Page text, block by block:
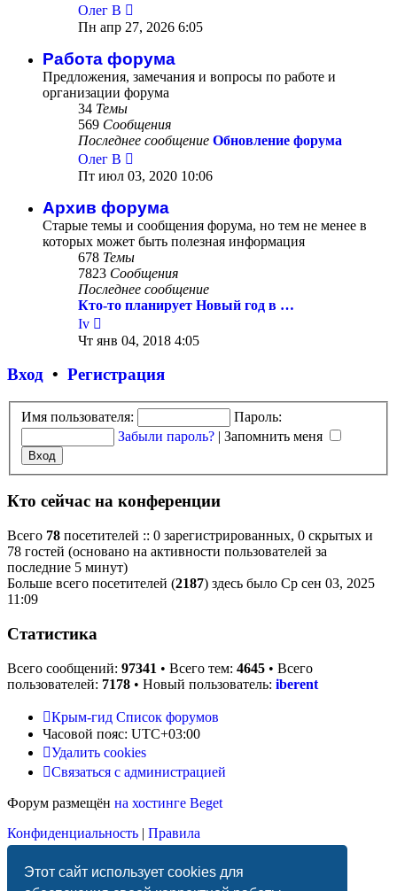
Этот сайт использует cookies для
Олег В
к
последнему
сообщению
Пн апр 27, 2026 6:05
Работа форума
Предложения, замечания и вопросы по работе и
организации форума
34 Темы
569 Сообщения
Последнее сообщение Обновление форума
Олег В
к
последнему
сообщению
Пт июл 03, 2020 10:06
Архив форума
Старые темы и сообщения форума, но тем не менее в
которых может быть полезная информация
678 Темы
7823 Сообщения
Последнее сообщение
Кто-то планирует Новый год в …
Iv
к
последнему
Чт янв 04, 2018 4:05
Вход • Регистрация
Имя пользователя:
Пароль:
Забыли пароль? | Запомнить меня
Кто сейчас на конференции
Всего 78 посетителей :: 0 зарегистрированных, 0 скрытых и
78 гостей (основано на активности пользователей за
последние 5 минут)
Больше всего посетителей (2187) здесь было Ср сен 03, 2025
11:09
Статистика
Всего сообщений: 97341 • Всего тем: 4645 • Всего
пользователей: 7178 • Новый пользователь: iberent
Крым-гид Список форумов
Часовой пояс: UTC+03:00
Удалить cookies
Связаться с администрацией
Форум размещён на хостинге Beget
Конфиденциальность | Правила